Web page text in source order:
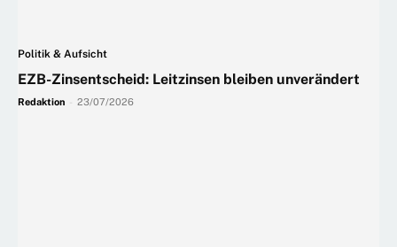
Politik & Aufsicht
EZB-Zinsentscheid: Leitzinsen bleiben unverändert
Redaktion 23/07/2026